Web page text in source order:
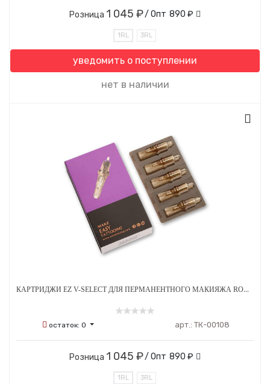
Розница 1 045 ₽/ Опт 890 ₽
1RL 3RL
уведомить о поступлении
нет в наличии
КАРТРИДЖИ EZ V-SELECT ДЛЯ ПЕРМАНЕНТНОГО МАКИЯЖА ROUND LINER A 0.16 ММ 20 ШТ
остаток: 0 арт.: ТК-00108
Розница 1 045 ₽/ Опт 890 ₽
1RL 3RL